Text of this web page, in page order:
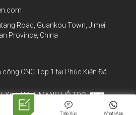
Road, Guankou Town, Jimei
Province, China
CNC Top 1 tại Phúc Kiến Đã
Xml|IPv6 MẠNG HỖ TRỢ
WhatsApp
Tiếp Xúc